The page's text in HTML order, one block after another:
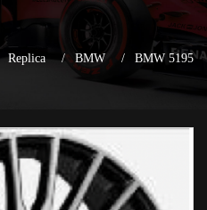
Replica BMW BMW 5195